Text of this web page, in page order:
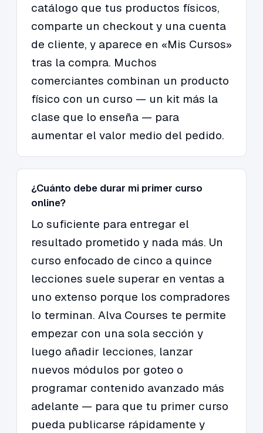
catálogo que tus productos físicos,
comparte un checkout y una cuenta
de cliente, y aparece en «Mis Cursos»
tras la compra. Muchos
comerciantes combinan un producto
físico con un curso — un kit más la
clase que lo enseña — para
aumentar el valor medio del pedido.
¿Cuánto debe durar mi primer curso
online?
Lo suficiente para entregar el
resultado prometido y nada más. Un
curso enfocado de cinco a quince
lecciones suele superar en ventas a
uno extenso porque los compradores
lo terminan. Alva Courses te permite
empezar con una sola sección y
luego añadir lecciones, lanzar
nuevos módulos por goteo o
programar contenido avanzado más
adelante — para que tu primer curso
pueda publicarse rápidamente y